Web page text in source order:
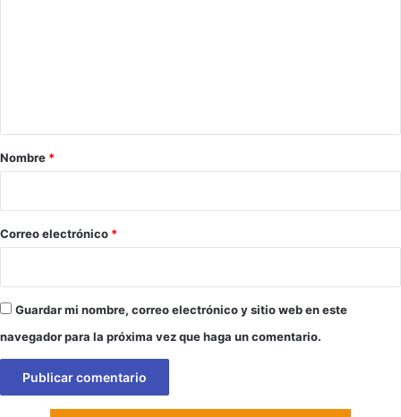
r
*
Nombre *
Correo electrónico *
Guardar mi nombre, correo electrónico y sitio web en este
navegador para la próxima vez que haga un comentario.